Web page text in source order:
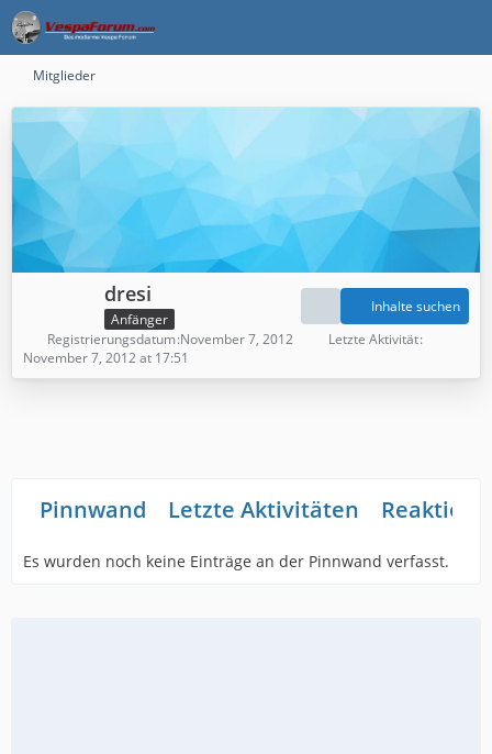
Mitglieder
dresi
Anfänger
Inhalte suchen
Registrierungsdatum November 7, 2012
Letzte Aktivität
November 7, 2012 at 17:51
Pinnwand Letzte Aktivitäten
Es wurden noch keine Einträge an der Pinnwand verfasst.